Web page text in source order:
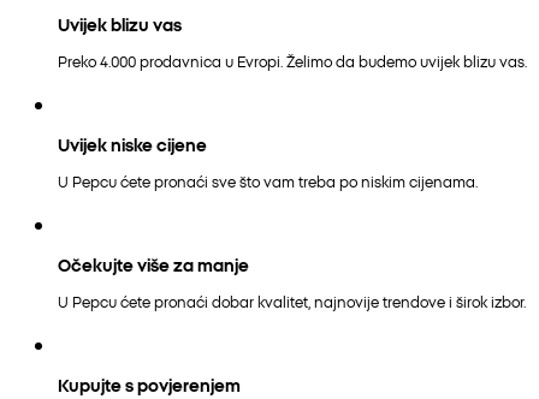
Uvijek blizu vas
Preko 4.000 prodavnica u Evropi. Želimo da budemo uvijek blizu vas.
Uvijek niske cijene
U Pepcu ćete pronaći sve što vam treba po niskim cijenama.
Očekujte više za manje
U Pepcu ćete pronaći dobar kvalitet, najnovije trendove i širok izbor.
Kupujte s povjerenjem